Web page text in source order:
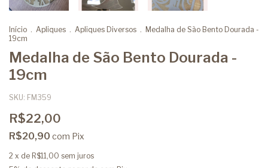
Início . Apliques . Apliques Diversos . Medalha de São Bento Dourada -
19cm
Medalha de São Bento Dourada -
19cm
SKU: FM359
R$22,00
R$20,90 com Pix
2 x de R$11,00 sem juros